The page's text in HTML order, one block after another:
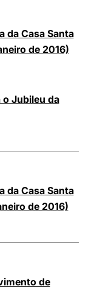
da Casa Santa
de 2016)
o Jubileu da
da Casa Santa
de 2016)
de